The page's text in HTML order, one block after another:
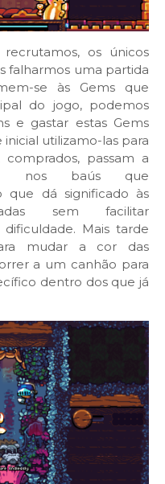
recrutamos, os únicos
falharmos uma partida
se às Gems que
do jogo, podemos
e gastar estas Gems
utilizamo-las para
passam a
nos baús que
que dá significado às
sem facilitar
Mais tarde
mudar a cor das
a um canhão para
dentro dos que já